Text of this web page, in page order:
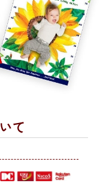
て